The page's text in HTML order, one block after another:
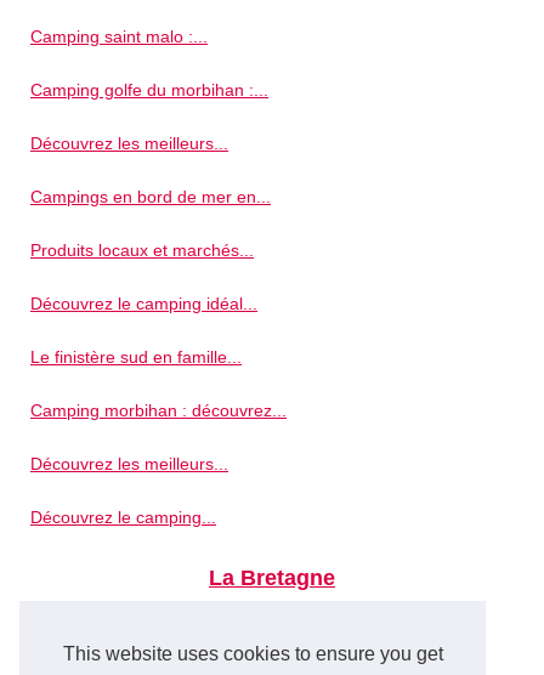
This website uses cookies to ensure you get
Camping saint malo :...
Camping golfe du morbihan :...
Découvrez les meilleurs...
Campings en bord de mer en...
Produits locaux et marchés...
Découvrez le camping idéal...
Le finistère sud en famille...
Camping morbihan : découvrez...
Découvrez les meilleurs...
Découvrez le camping...
La Bretagne